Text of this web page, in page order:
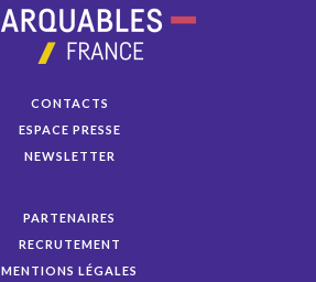
CONTACTS
ESPACE PRESSE
NEWSLETTER
PARTENAIRES
RECRUTEMENT
MENTIONS LÉGALES